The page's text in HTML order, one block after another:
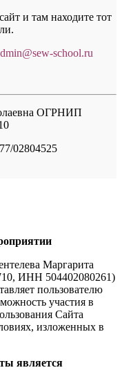
и там находите тот
dmin@sew-school.ru
ОГРНИП
02804525
Маргарита
ИНН 504402080261)
пользователю
участия в
Сайта
изложенных в
является